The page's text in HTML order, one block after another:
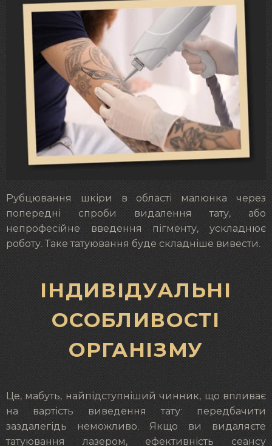
Рубцювання шкіри в області малюнка через
попередні спроби видалення тату, або
непрофесійне введення пігменту, ускладнює
роботу. Таке татуювання буде складніше вивести.
ІНДИВІДУАЛЬНІ
ОСОБЛИВОСТІ
ОРГАНІЗМУ
Це, мабуть, найпідступніший чинник, що впливає
на вартість виведення тату: передбачити
заздалегідь неможливо. Якщо ви видаляєте
татуювання лазером, ефективність сеансу